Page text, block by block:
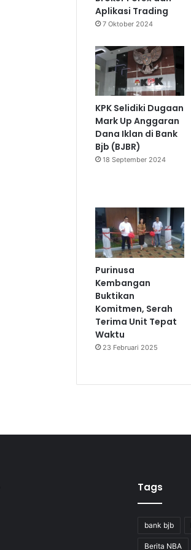
Aplikasi Trading
7 Oktober 2024
KPK Selidiki Dugaan
Mark Up Anggaran
Dana Iklan di Bank
Bjb (BJBR)
18 September 2024
Purinusa
Kembangan
Buktikan
Komitmen, Serah
Terima Unit Tepat
Waktu
23 Februari 2025
Tags
bank bjb
Berita NBA